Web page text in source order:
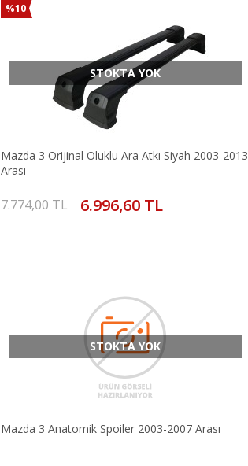
%10
STOKTA YOK
Mazda 3 Orijinal Oluklu Ara Atkı Siyah 2003-2013
Arası
7.774,00 TL 6.996,60 TL
STOKTA YOK
Mazda 3 Anatomik Spoiler 2003-2007 Arası